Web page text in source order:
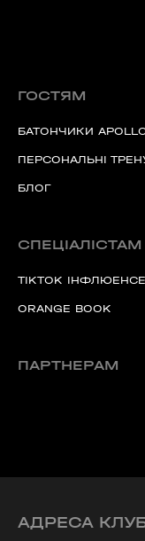
ГОСТЯМ
БАТОНЧИКИ
ПЕРСОНАЛЬНІ
БЛОГ
СПЕЦІАЛІСТАМ
TIKTOK
ORANGE BOOK
ПАРТНЕРАМ
АДРЕСА